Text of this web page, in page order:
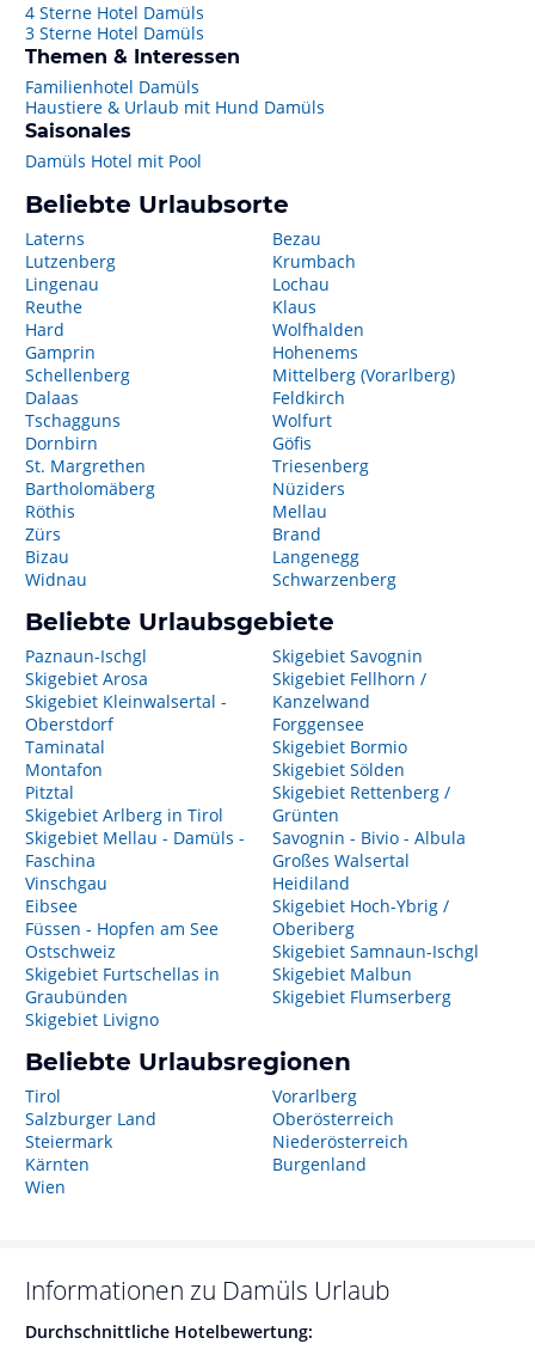
4 Sterne Hotel Damüls
3 Sterne Hotel Damüls
Themen & Interessen
Familienhotel Damüls
Haustiere & Urlaub mit Hund Damüls
Saisonales
Damüls Hotel mit Pool
Beliebte Urlaubsorte
Laterns
Lutzenberg
Lingenau
Reuthe
Hard
Gamprin
Schellenberg
Dalaas
Tschagguns
Dornbirn
St. Margrethen
Bartholomäberg
Röthis
Zürs
Bizau
Widnau
Bezau
Krumbach
Lochau
Klaus
Wolfhalden
Hohenems
Mittelberg (Vorarlberg)
Feldkirch
Wolfurt
Göfis
Triesenberg
Nüziders
Mellau
Brand
Langenegg
Schwarzenberg
Beliebte Urlaubsgebiete
Paznaun-Ischgl
Skigebiet Arosa
Skigebiet Kleinwalsertal -
Oberstdorf
Taminatal
Montafon
Pitztal
Skigebiet Arlberg in Tirol
Skigebiet Mellau - Damüls -
Faschina
Vinschgau
Eibsee
Füssen - Hopfen am See
Ostschweiz
Skigebiet Furtschellas in
Graubünden
Skigebiet Livigno
Skigebiet Savognin
Skigebiet Fellhorn /
Kanzelwand
Forggensee
Skigebiet Bormio
Skigebiet Sölden
Skigebiet Rettenberg /
Grünten
Savognin - Bivio - Albula
Großes Walsertal
Heidiland
Skigebiet Hoch-Ybrig /
Oberiberg
Skigebiet Samnaun-Ischgl
Skigebiet Malbun
Skigebiet Flumserberg
Beliebte Urlaubsregionen
Tirol
Salzburger Land
Steiermark
Kärnten
Wien
Vorarlberg
Oberösterreich
Niederösterreich
Burgenland
Informationen zu Damüls Urlaub
Durchschnittliche Hotelbewertung: